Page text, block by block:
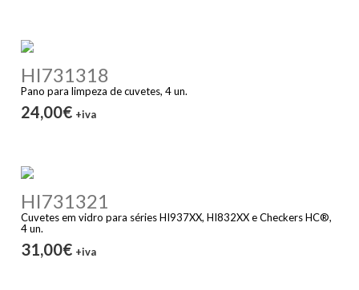
HI731318
Pano para limpeza de cuvetes, 4 un.
24,00€ +iva
HI731321
Cuvetes em vidro para séries HI937XX, HI832XX e Checkers HC®,
4 un.
31,00€ +iva